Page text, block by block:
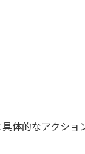
体的なアクショ